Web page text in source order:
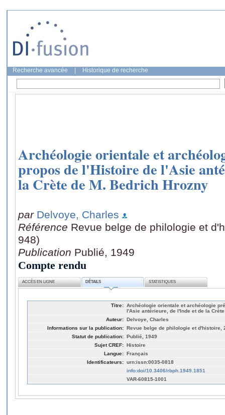
Recherche avancée Historique de recherche
Archéologie orientale et
propos de l'Histoire de l'Asie
la Crète de M. Bedrich Hrozny
par Delvoye, Charles
Référence Revue belge de philologie et
948)
Publication Publié, 1949
Compte rendu
ACCÈS EN LIGNE DÉTAILS STATISTIQUES
Titre: Archéologie orientale et archéologie
l'Asie antérieure, de l'Inde et de la
Auteur: Delvoye, Charles
Informations sur la publication: Revue belge de philologie et d'histoire,
Statut de publication: Publié, 1949
Sujet CREF: Histoire
Langue: Français
Identificateurs: urn:issn:0035-0818
info:doi/10.3406/rbph.1949.1851
VAR-60815-1001